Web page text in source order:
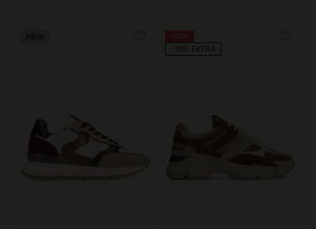
-10% EXTRA